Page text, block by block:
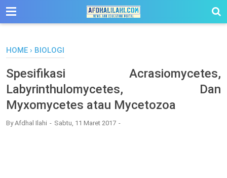
-->
HOME › BIOLOGI
Spesifikasi Acrasiomycetes,
Labyrinthulomycetes, Dan
Myxomycetes atau Mycetozoa
ByAfdhal Ilahi Sabtu, 11 Maret 2017